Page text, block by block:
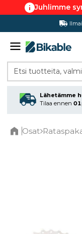
Juhlimme
Etsi tuotteita,
Lähetämme
Tilaa ennen
Osat